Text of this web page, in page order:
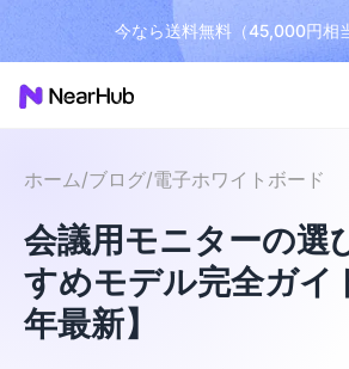
今なら送料無料（45,000円相
ホーム/ブログ/電子ホワイトボード
会議用モニターの選
すめモデル完全ガイ
年最新】